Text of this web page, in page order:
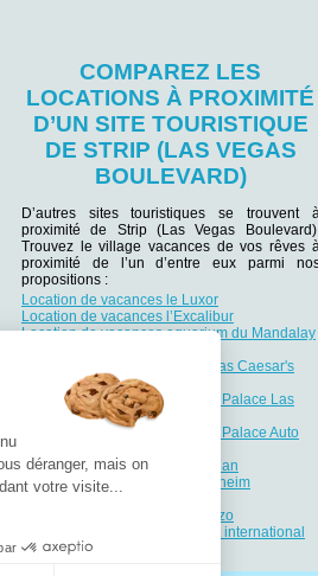
COMPAREZ LES
LOCATIONS À PROXIMITÉ
D’UN SITE TOURISTIQUE
DE STRIP (LAS VEGAS
BOULEVARD)
D’autres sites touristiques se trouvent à
proximité de Strip (Las Vegas Boulevard).
Trouvez le village vacances de vos rêves à
proximité de l’un d’entre eux parmi
propositions :
Location de vacances le Luxor
Location de vacances l’Excalibur
Location de vacances aquarium du Mandalay
Location de vacances Las Vegas Caesar's
Location de vacances Imperial Palace Las
Location de vacances Imperial Palace Auto
Location de vacances le Venetian
Location de vacances Guggenheim
Location de vacances le Palazzo
Location de vacances Aéroport international
McCarran (Las Vegas)
déranger, mais on
votre visite...